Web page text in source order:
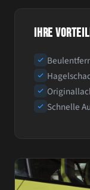
IHRE
Schnelle